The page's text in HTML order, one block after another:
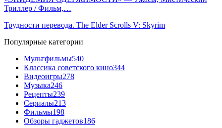
Триллер / Фильм,…
Трудности перевода. The Elder Scrolls V: Skyrim
Популярные категории
Мультфильмы540
Классика советского кино344
Видеоигры278
Музыка246
Рецепты239
Сериалы213
Фильмы198
Обзоры гаджетов186